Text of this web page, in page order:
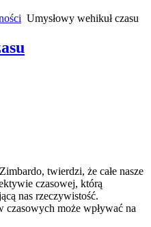
Umysłowy wehikuł czasu
twierdzi, że całe nasze
czasowej, którą
nas rzeczywistość.
czasowych może wpływać na